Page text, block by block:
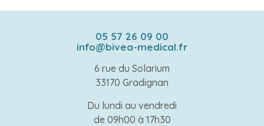
05 57 26 09 00
info@bivea-medical.fr
6 rue du Solarium
33170 Gradignan
Du lundi au vendredi
de 09h00 à 17h30